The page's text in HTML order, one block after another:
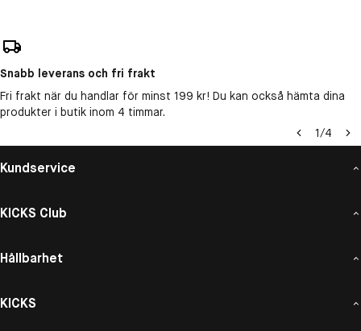
Snabb leverans och fri frakt
Fri frakt när du handlar för minst 199 kr! Du kan också hämta dina
produkter i butik inom 4 timmar.
1/4
Kundservice
KICKS Club
Hållbarhet
KICKS